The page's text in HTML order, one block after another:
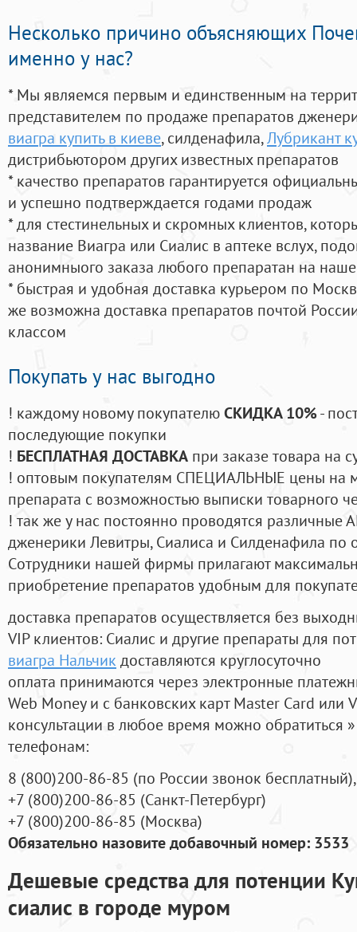
Несколько причино объясняющих
именно у нас?
* Мы являемся первым и единственным на
представителем по продаже препаратов
виагра купить в киеве, силденафила,Лубрикант
дистрибьютором других известных препаратов
* качество препаратов гарантируется
и успешно подтверждается годами продаж
* для стестинельных и скромных клиентов,
название Виагра или Сиалис в аптеке вслух,
анонимныого заказа любого препаратан на
* быстрая и удобная доставка курьером по
же возможна доставка препаратов почтой
классом
Покупать у нас выгодно
! каждому новому покупателюСКИДКА 10%-
последующие покупки
! БЕСПЛАТНАЯ ДОСТАВКА при заказе товара на
! оптовым покупателям СПЕЦИАЛЬНЫЕ цены на
препарата с возможностью выписки товарного
! так же у нас постоянно проводятся
дженерики Левитры, Сиалиса и Силденафила по
Cотрудники нашей фирмы прилагают
приобретение препаратов удобным для
доставка препаратов осуществляется без
VIP клиентов: Сиалис и другие препараты для
виагра Нальчик доставляются круглосуточно
оплата принимаются через электронные
Web Money и с банковских карт Master Card или
консультации в любое время можно обратиться
телефонам:
8 (800)200-86-85 (по России звонок бесплатный),
+7 (800)200-86-85 (Санкт-Петербург)
+7 (800)200-86-85 (Москва)
Обязательно назовите добавочный номер: 3533
Дешевые средства для потенции
сиалис в городе муром